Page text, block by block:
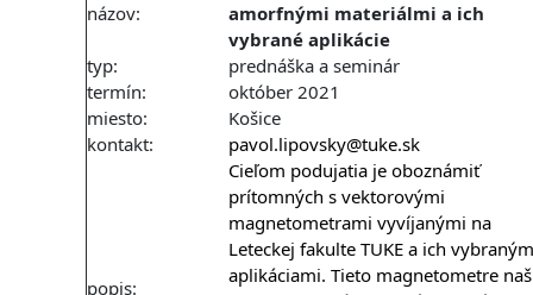
názov:
amorfnými materiálmi a ich
vybrané aplikácie
typ:
prednáška a seminár
termín:
október 2021
miesto:
Košice
kontakt:
pavol.lipovsky@tuke.sk
popis:
Cieľom podujatia je oboznámiť
prítomných s vektorovými
magnetometrami vyvíjanými na
Leteckej fakulte TUKE a ich
aplikáciami. Tieto magnetometre